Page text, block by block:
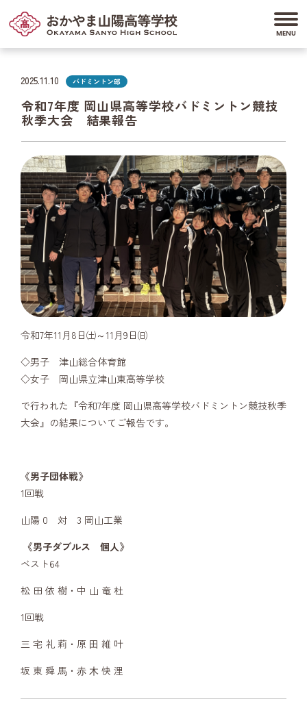
2025.11.10 バドミントン部
令和7年度 岡山県高等学校バドミントン競技
秋季大会 結果報告
令和7年11月8日㈯～11月9日㈰
◇男子 津山総合体育館
◇女子 岡山県立津山東高等学校
で行われた『令和7年度 岡山県高等学校バドミントン競技秋季
大会』の結果についてご報告です。
《男子団体戦》
1回戦
山陽 0 対 3 岡山工業
《男子ダブルス 個人》
ベスト64
松 田 依 樹・中 山 竜 杜
1回戦
三 宅 礼 莉・原 ⽥ 維 叶
坂 東 舜 ⾺・⾚ ⽊ 快 浬